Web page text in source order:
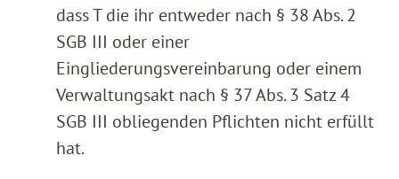
dass T die ihr entweder nach § 38 Abs. 2
SGB III oder einer
Eingliederungsvereinbarung oder einem
Verwaltungsakt nach § 37 Abs. 3 Satz 4
SGB III obliegenden Pflichten nicht erfüllt
hat.